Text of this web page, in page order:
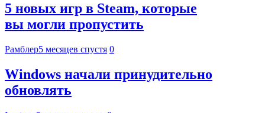
5 новых игр в Steam, которые
вы могли пропустить
Рамблер5 месяцев спустя 0
Windows начали принудительно
обновлять